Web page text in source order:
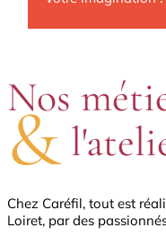
Nos
&
Chez Caréfil, tout est
Loiret, par des